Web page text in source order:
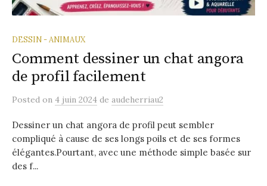
DESSIN - ANIMAUX
Comment dessiner un chat angora
de profil facilement
Posted on 4 juin 2024 de audeherriau2
Dessiner un chat angora de profil peut sembler
compliqué à cause de ses longs poils et de ses formes
élégantes.Pourtant, avec une méthode simple basée sur
des f...